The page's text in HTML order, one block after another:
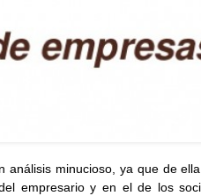
minucioso, ya que de
empresario y en el de los